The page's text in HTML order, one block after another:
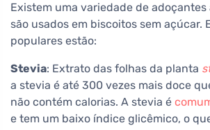
Existem uma variedade de
são usados em biscoitos sem açúcar.
populares estão:
Stevia: Extrato das folhas da planta
a stevia é até 300 vezes mais doce
não contém calorias. A stevia é
e tem um baixo índice glicêmico, o